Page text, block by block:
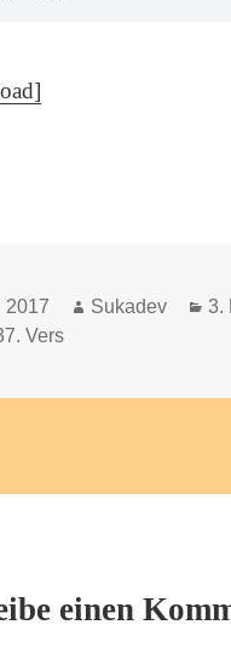
2017 Autor
Sukadev 3.
Vers
einen